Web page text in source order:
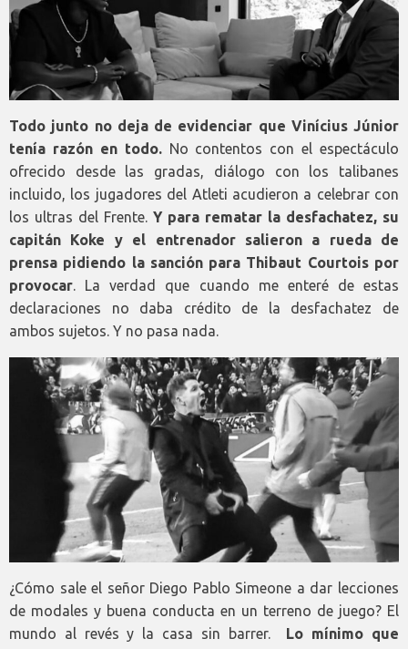
Todo junto no deja de evidenciar que Vinícius Júnior
tenía razón en todo. No contentos con el espectáculo
ofrecido desde las gradas, diálogo con los talibanes
incluido, los jugadores del Atleti acudieron a celebrar con
los ultras del Frente. Y para rematar la desfachatez, su
capitán Koke y el entrenador salieron a rueda de
prensa pidiendo la sanción para Thibaut Courtois por
provocar. La verdad que cuando me enteré de estas
declaraciones no daba crédito de la desfachatez de
ambos sujetos. Y no pasa nada.
¿Cómo sale el señor Diego Pablo Simeone a dar lecciones
de modales y buena conducta en un terreno de juego? El
mundo al revés y la casa sin barrer.
Lo mínimo que